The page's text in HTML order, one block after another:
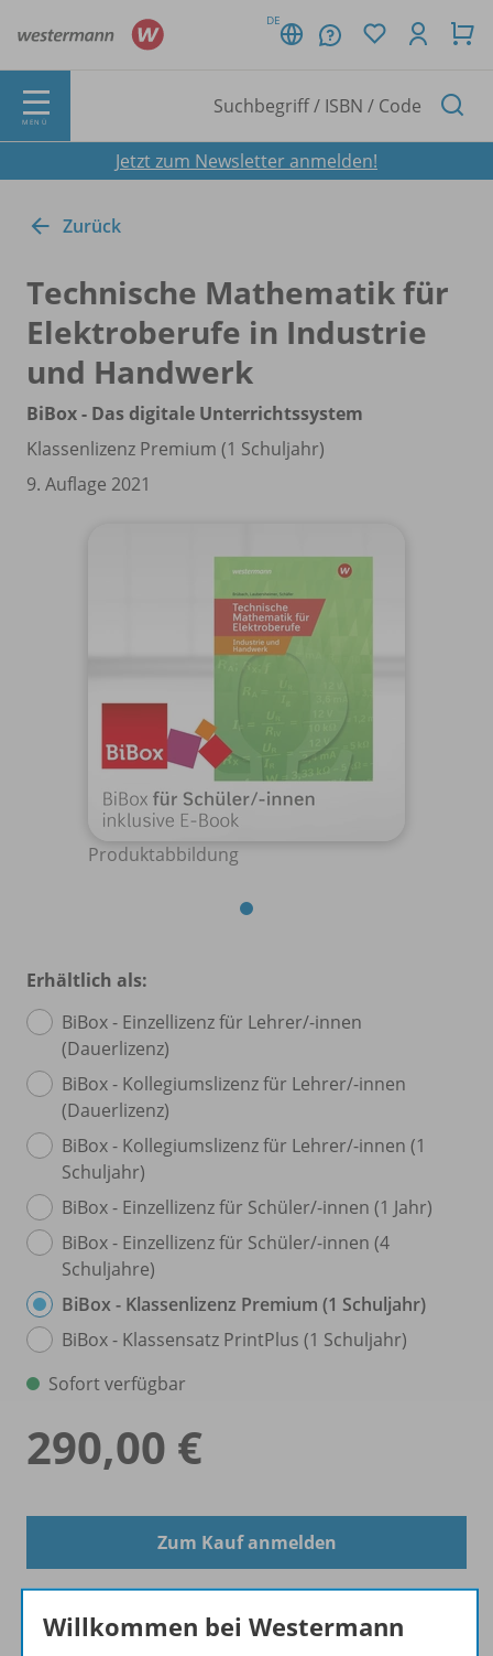
DE
MENÜ
Jetzt zum Newsletter anmelden!
Zurück
Technische Mathematik für
Elektroberufe in Industrie
und Handwerk
BiBox - Das digitale Unterrichtssystem
Klassenlizenz Premium (1 Schuljahr)
9. Auflage 2021
Produktabbildung
Erhältlich als:
BiBox - Einzellizenz für Lehrer/-innen
(Dauerlizenz)
BiBox - Kollegiumslizenz für Lehrer/-innen
(Dauerlizenz)
BiBox - Kollegiumslizenz für Lehrer/-innen (1
Schuljahr)
BiBox - Einzellizenz für Schüler/-innen (1 Jahr)
BiBox - Einzellizenz für Schüler/-innen (4
Schuljahre)
BiBox - Klassenlizenz Premium (1 Schuljahr)
BiBox - Klassensatz PrintPlus (1 Schuljahr)
Sofort verfügbar
290,00 €
Zum Kauf anmelden
Willkommen bei Westermann